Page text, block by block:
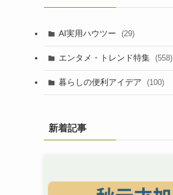
AI実用ハウツー (29)
エンタメ・トレンド特集 (558)
暮らしの便利アイデア (100)
新着記事